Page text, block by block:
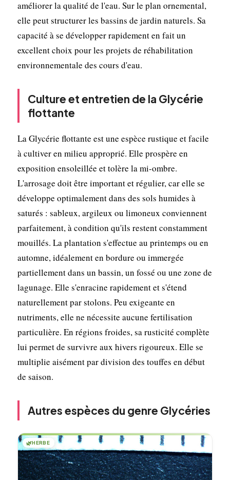
améliorer la qualité de l'eau. Sur le plan ornemental,
elle peut structurer les bassins de jardin naturels. Sa
capacité à se développer rapidement en fait un
excellent choix pour les projets de réhabilitation
environnementale des cours d'eau.
Culture et entretien de la Glycérie
flottante
La Glycérie flottante est une espèce rustique et facile
à cultiver en milieu approprié. Elle prospère en
exposition ensoleillée et tolère la mi-ombre.
L'arrosage doit être important et régulier, car elle se
développe optimalement dans des sols humides à
saturés : sableux, argileux ou limoneux conviennent
parfaitement, à condition qu'ils restent constamment
mouillés. La plantation s'effectue au printemps ou en
automne, idéalement en bordure ou immergée
partiellement dans un bassin, un fossé ou une zone de
lagunage. Elle s'enracine rapidement et s'étend
naturellement par stolons. Peu exigeante en
nutriments, elle ne nécessite aucune fertilisation
particulière. En régions froides, sa rusticité complète
lui permet de survivre aux hivers rigoureux. Elle se
multiplie aisément par division des touffes en début
de saison.
Autres espèces du genre Glycéries
🌿HERBE